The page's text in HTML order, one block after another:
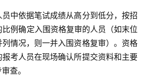
中依据笔试成绩从高分到低分，按招
例确定入围资格复审的人员（如末位
情况，则一并入围资格复审）。资格
考人员在现场确认所提交资料和主要
查。